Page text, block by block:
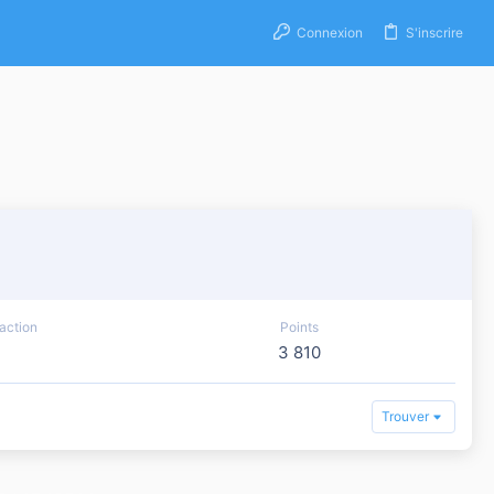
Connexion S'inscrire
Points
3 810
Trouver